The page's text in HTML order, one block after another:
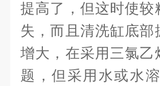
提高了，但这时使
失，而且清洗缸底
增大，在采用三氯
题，但采用水或水